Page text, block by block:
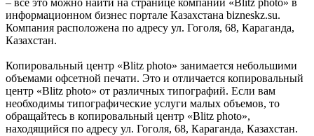
– всё это можно найти на странице компании «Blitz photo» в
информационном бизнес портале Казахстана bizneskz.su.
Компания расположена по адресу ул. Гоголя, 68, Караганда,
Казахстан.
Копировальный центр «Blitz photo» занимается небольшими
объемами офсетной печати. Это и отличается копировальный
центр «Blitz photo» от различных типографий. Если вам
необходимы типографические услуги малых объемов, то
обращайтесь в копировальный центр «Blitz photo»,
находящийся по адресу ул. Гоголя, 68, Караганда, Казахстан.